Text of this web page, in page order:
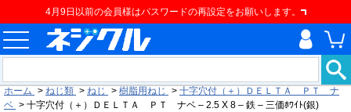
4月9日以前の会員様はパスワードの再設定をお願いします。
ホーム > ねじ類 > ねじ > 樹脂用ねじ > 十字穴付（＋）ＤＥＬＴＡ ＰＴ ナ
ベ > 十字穴付（＋）ＤＥＬＴＡ ＰＴ ナベ – 2.5 X 8 – 鉄 – 三価ﾎﾜｲﾄ(銀)